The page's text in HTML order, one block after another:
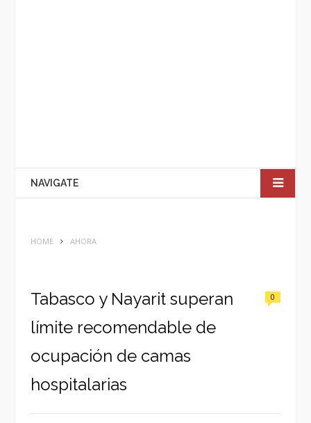
NAVIGATE
HOME AHORA
Tabasco y Nayarit superan
límite recomendable de
ocupación de camas
hospitalarias
0